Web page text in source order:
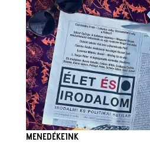
MENEDÉKEINK